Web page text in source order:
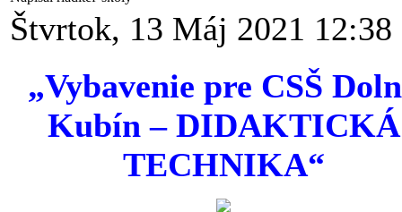
Štvrtok, 13 Máj 2021 12:38
„Vybavenie pre CSŠ
Kubín – DIDAKTICKÁ
TECHNIKA“